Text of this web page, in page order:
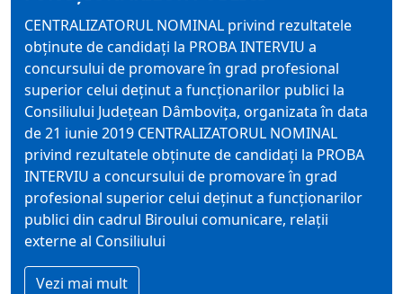
CENTRALIZATORUL NOMINAL privind rezultatele
obţinute de candidaţi la PROBA INTERVIU a
concursului de promovare în grad profesional
superior celui deţinut a funcţionarilor publici la
Consiliului Judeţean Dâmboviţa, organizata în data
de 21 iunie 2019 CENTRALIZATORUL NOMINAL
privind rezultatele obţinute de candidaţi la PROBA
INTERVIU a concursului de promovare în grad
profesional superior celui deţinut a funcţionarilor
publici din cadrul Biroului comunicare, relaţii
externe al Consiliului
Vezi mai mult